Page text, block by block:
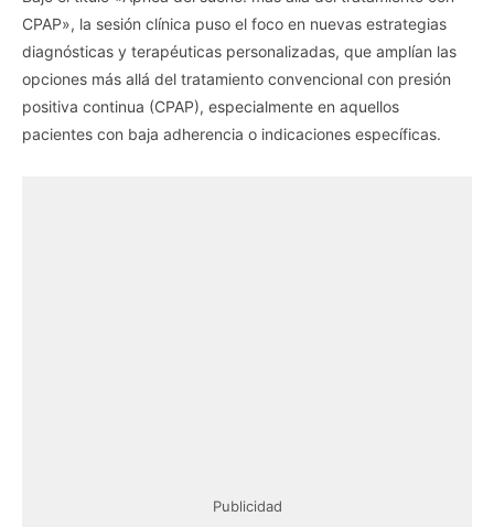
CPAP», la sesión clínica puso el foco en nuevas estrategias
diagnósticas y terapéuticas personalizadas, que amplían las
opciones más allá del tratamiento convencional con presión
positiva continua (CPAP), especialmente en aquellos
pacientes con baja adherencia o indicaciones específicas.
Publicidad